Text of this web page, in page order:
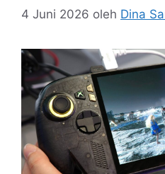
4 Juni 2026 oleh Dina